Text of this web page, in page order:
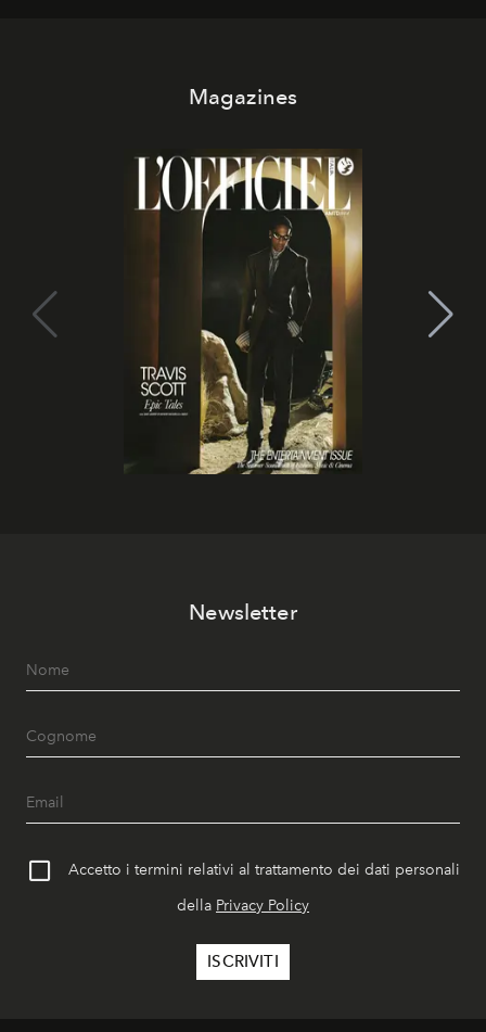
Magazines
Newsletter
Accetto i termini relativi al trattamento dei dati personali
della Privacy Policy